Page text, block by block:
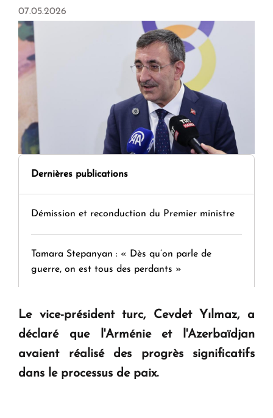
07.05.2026
Dernières publications
Démission et reconduction du Premier ministre
Tamara Stepanyan : « Dès qu’on parle de
guerre, on est tous des perdants »
" Tant qu'il n'existe pas d'alternative concrète, la
KASA : 30 ans d'audace, de résilience et d'avenir
en Arménie
Le vice-président turc, Cevdet Yılmaz, a
déclaré que l'Arménie et l'Azerbaïdjan
avaient réalisé des progrès significatifs
dans le processus de paix.